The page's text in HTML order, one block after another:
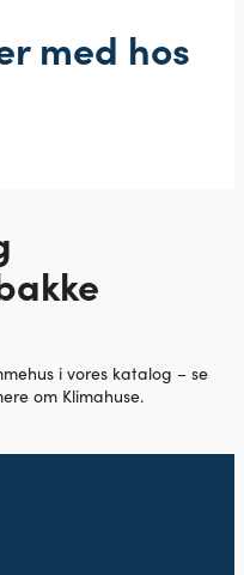
med hos
i vores katalog – se
om Klimahuse.